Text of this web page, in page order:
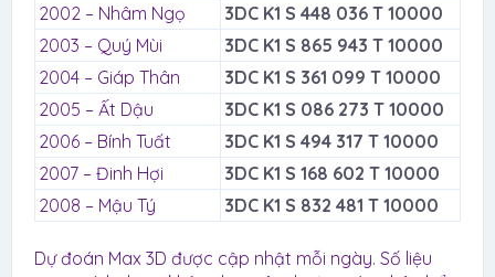
2002 – Nhâm Ngọ
3DC K1 S 448 036 T 10000
2003 – Quý Mùi
3DC K1 S 865 943 T 10000
2004 – Giáp Thân
3DC K1 S 361 099 T 10000
2005 – Ất Dậu
3DC K1 S 086 273 T 10000
2006 – Bính Tuất
3DC K1 S 494 317 T 10000
2007 – Đinh Hợi
3DC K1 S 168 602 T 10000
2008 – Mậu Tý
3DC K1 S 832 481 T 10000
Dự đoán Max 3D được cập nhật mỗi ngày. Số liệu